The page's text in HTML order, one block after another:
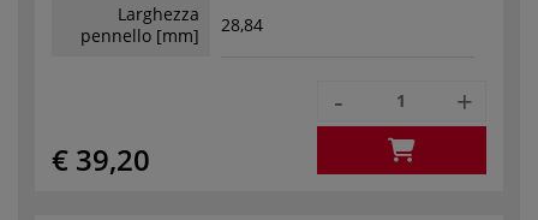
Larghezza
pennello [mm]
28,84
€ 39,20
- +